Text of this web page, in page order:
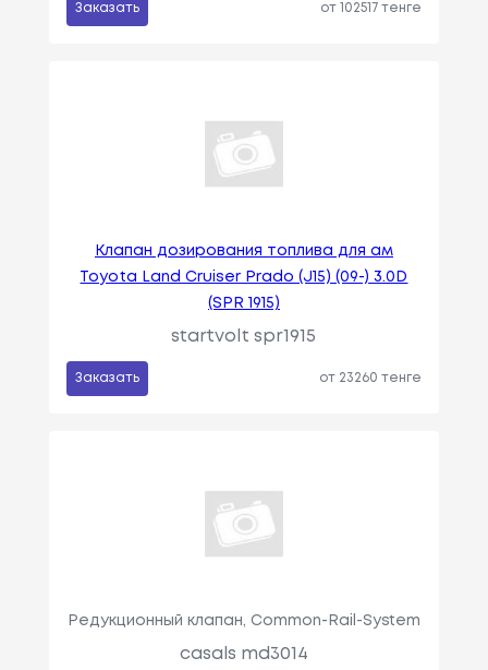
Заказать от 102517 тенге
Клапан дозирования топлива для ам
Toyota Land Cruiser Prado (J15) (09-) 3.0D
(SPR 1915)
startvolt spr1915
Заказать от 23260 тенге
Редукционный клапан, Common-Rail-System
casals md3014